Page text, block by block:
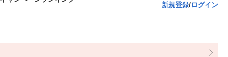
新規登録/ログイン